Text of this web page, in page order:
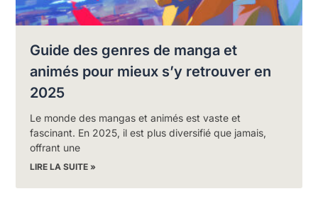
Guide des genres de manga et
animés pour mieux s’y retrouver en
2025
Le monde des mangas et animés est vaste et
fascinant. En 2025, il est plus diversifié que jamais,
offrant une
LIRE LA SUITE »